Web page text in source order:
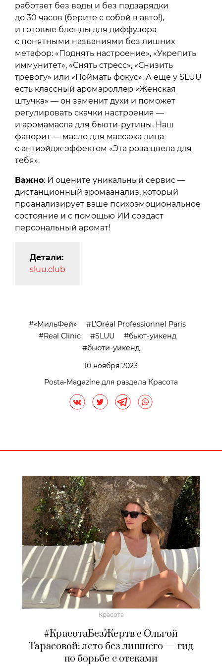
работает без воды и без подзарядки
до 30 часов (берите с собой в авто!),
и готовые бленды для диффузора
с понятными названиями без лишних
метафор: «Поднять настроение», «Укрепить
иммунитет», «Снять стресс», «Снизить
тревогу» или «Поймать фокус». А еще у SLUU
есть классный аромароллер «Женская
штучка» — он заменит духи и поможет
регулировать скачки настроения —
и аромамасла для бьюти-рутины. Наш
фаворит — масло для массажа лица
с антиэйдж-эффектом «Эта роза цвела для
тебя».
Важно: И оцените уникальный сервис —
дистанционный аромаанализ, который
проанализирует ваше психоэмоциональное
состояние и с помощью ИИ создаст
персональный аромат!
Детали:
sluu.club
«МильФей»
L’Oréal Professionnel Paris
Real Clinic
SLUU
бьют-уикенд
бьюти-уикенд
10 ноября 2023
Posta-Magazine для раздела Красота
Красота
#КрасотаБезЖертв с Ольгой
Тарасовой: лето без лишнего — гид
по борьбе с отеками